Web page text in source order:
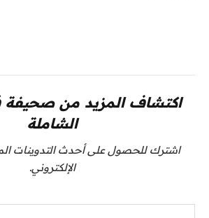
اكتشاف المزيد من صحيفة
الشاملة
اشترك للحصول على أحدث التدوينات
الإلكتروني.
كتابة بريدك الإلكتروني...